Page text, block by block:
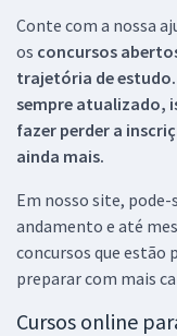
Conte com a nossa
os concursos
trajetória de
sempre atualizado,
fazer perder a
ainda mais.
Em nosso site,
andamento e até
concursos que estão
preparar com mais
Cursos online